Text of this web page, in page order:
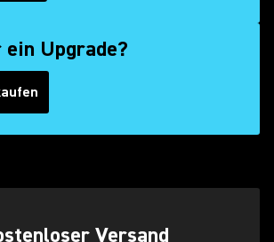
Upgrade?
Versand